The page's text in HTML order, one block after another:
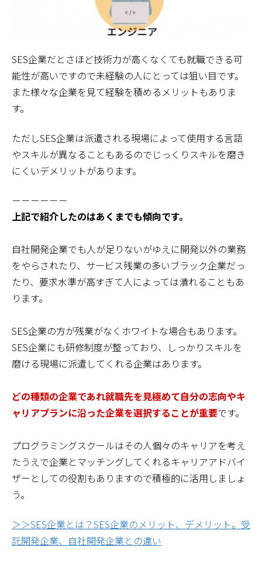
SES企業だとさほど技術力が高くなくても就職できる可
能性が高いですので未経験の人にとっては狙い目です。
また様々な企業を見て経験を積めるメリットもありま
す。
ただしSES企業は派遣される現場によって使用する言語
やスキルが異なることもあるのでじっくりスキルを磨き
にくいデメリットがあります。
－－－－－－
上記で紹介したのはあくまでも傾向です。
自社開発企業でも人が足りないがゆえに開発以外の業務
をやらされたり、サービス残業の多いブラック企業だっ
たり、要求水準が高すぎて人によっては潰れることもあ
ります。
SES企業の方が残業がなくホワイトな場合もあります。
SES企業にも研修制度が整っており、しっかりスキルを
磨ける現場に派遣してくれる企業はあります。
どの種類の企業であれ就職先を見極めて自分の志向やキ
ャリアプランに沿った企業を選択することが重要です。
プログラミングスクールはその人個々のキャリアを考え
たうえで企業とマッチングしてくれるキャリアアドバイ
ザーとしての役割もありますので積極的に活用しましょ
う。
＞＞SES企業とは？SES企業のメリット、デメリット。受
託開発企業、自社開発企業との違い